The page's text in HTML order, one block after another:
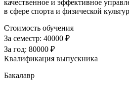
качественное и эффективное
в сфере спорта и физической
Стоимость обучения
За семестр: 40000 ₽
За год: 80000 ₽
Квалификация выпускника
Бакалавр